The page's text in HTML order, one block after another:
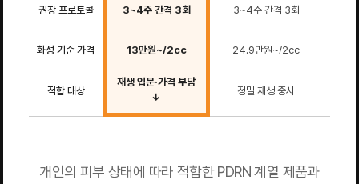
권장 프로토콜 3~4주 간격 3회 3~4주 간격 3회
화성 기준 가격 13만원~/2cc 24.9만원~/2cc
적합 대상
재생 입문·가격 부담
↓
정밀 재생 중시
개인의 피부 상태에 따라 적합한 PDRN 계열 제품과